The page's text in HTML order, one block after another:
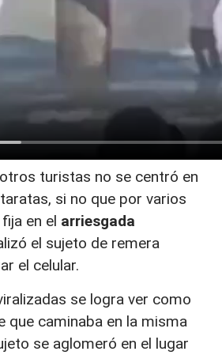
turistas no se centró en
si no que por varios
en el arriesgada
el sujeto de remera
el celular.
se logra ver como
que caminaba en la misma
se aglomeró en el lugar